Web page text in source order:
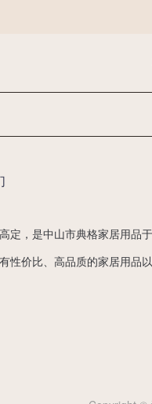
定，是中山市典格家居用品
性价比、高品质的家居用品以